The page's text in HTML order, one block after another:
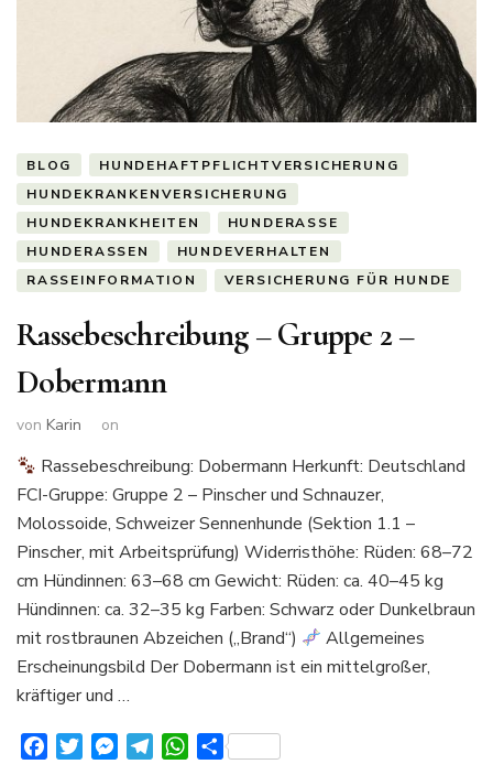
BLOG
HUNDEHAFTPFLICHTVERSICHERUNG
HUNDEKRANKENVERSICHERUNG
HUNDEKRANKHEITEN
HUNDERASSE
HUNDERASSEN
HUNDEVERHALTEN
RASSEINFORMATION
VERSICHERUNG FÜR HUNDE
Rassebeschreibung – Gruppe 2 –
Dobermann
von Karin on
Rassebeschreibung: Dobermann Herkunft: Deutschland
FCI-Gruppe: Gruppe 2 – Pinscher und Schnauzer,
Molossoide, Schweizer Sennenhunde (Sektion 1.1 –
Pinscher, mit Arbeitsprüfung) Widerristhöhe: Rüden: 68–72
cm Hündinnen: 63–68 cm Gewicht: Rüden: ca. 40–45 kg
Hündinnen: ca. 32–35 kg Farben: Schwarz oder Dunkelbraun
mit rostbraunen Abzeichen („Brand“)
Allgemeines
Erscheinungsbild Der Dobermann ist ein mittelgroßer,
kräftiger und …
FacebookTwitterMessenger
TelegramWhatsApp
Teilen